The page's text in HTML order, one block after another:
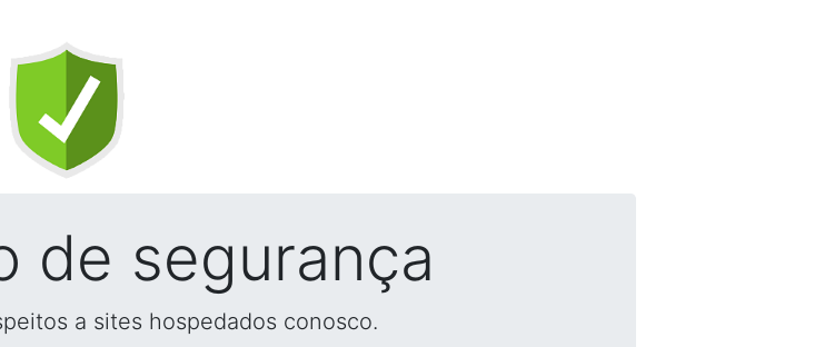
de segurança
a sites hospedados conosco.